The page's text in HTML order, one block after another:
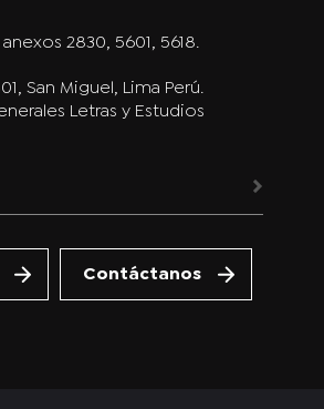
2830, 5601, 5618.
San Miguel, Lima Perú.
Letras y Estudios
Contáctanos